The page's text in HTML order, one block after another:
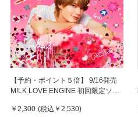
【予約・ポイント５倍】 9/16発売
M!LK LOVE ENG!NE 初回限定ソロ
￥2,300 (税込 ￥2,530)